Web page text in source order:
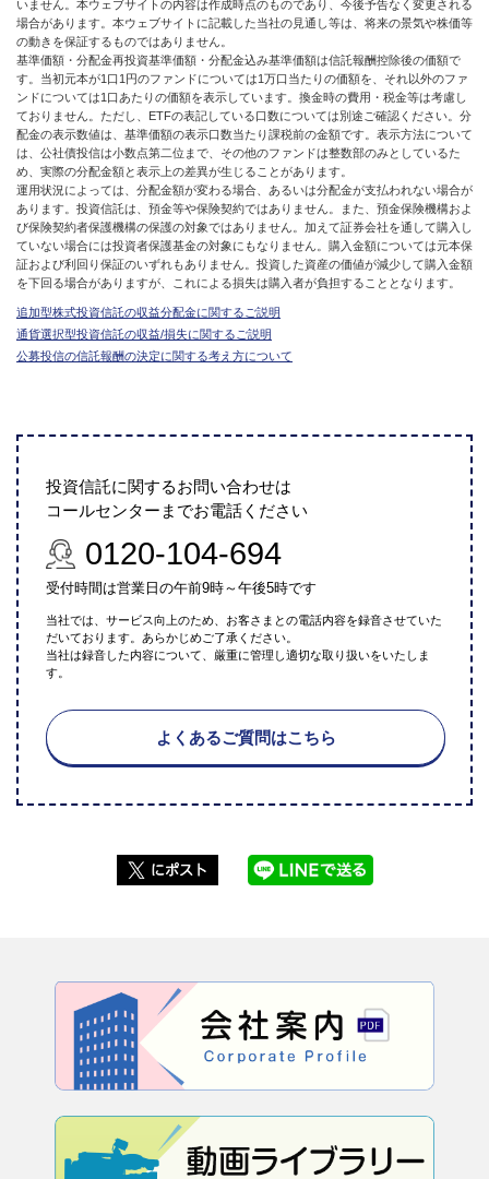
いません。本ウェブサイトの内容は作成時点のものであり、今後予告なく変更される
場合があります。本ウェブサイトに記載した当社の見通し等は、将来の景気や株価等
の動きを保証するものではありません。
基準価額・分配金再投資基準価額・分配金込み基準価額は信託報酬控除後の価額で
す。当初元本が1口1円のファンドについては1万口当たりの価額を、それ以外のファ
ンドについては1口あたりの価額を表示しています。換金時の費用・税金等は考慮し
ておりません。ただし、ETFの表記している口数については別途ご確認ください。分
配金の表示数値は、基準価額の表示口数当たり課税前の金額です。表示方法について
は、公社債投信は小数点第二位まで、その他のファンドは整数部のみとしているた
め、実際の分配金額と表示上の差異が生じることがあります。
運用状況によっては、分配金額が変わる場合、あるいは分配金が支払われない場合が
あります。投資信託は、預金等や保険契約ではありません。また、預金保険機構およ
び保険契約者保護機構の保護の対象ではありません。加えて証券会社を通して購入し
ていない場合には投資者保護基金の対象にもなりません。購入金額については元本保
証および利回り保証のいずれもありません。投資した資産の価値が減少して購入金額
を下回る場合がありますが、これによる損失は購入者が負担することとなります。
追加型株式投資信託の収益分配金に関するご説明
通貨選択型投資信託の収益/損失に関するご説明
公募投信の信託報酬の決定に関する考え方について
投資信託に関するお問い合わせは
コールセンターまでお電話ください
0120-104-694
受付時間は営業日の午前9時～午後5時です
当社では、サービス向上のため、お客さまとの電話内容を録音させていた
だいております。あらかじめご了承ください。
当社は録音した内容について、厳重に管理し適切な取り扱いをいたしま
す。
よくあるご質問はこちら